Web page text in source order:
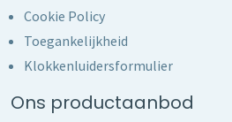
Cookie Policy
Toegankelijkheid
Klokkenluidersformulier
Ons productaanbod